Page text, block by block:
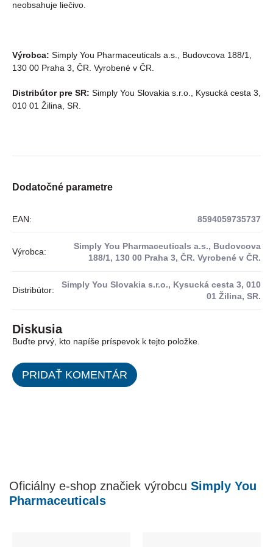
neobsahuje liečivo.
Výrobca: Simply You Pharmaceuticals a.s., Budovcova 188/1,
130 00 Praha 3, ČR. Vyrobené v ČR.
Distribútor pre SR: Simply You Slovakia s.r.o., Kysucká cesta 3,
010 01 Žilina, SR.
Dodatočné parametre
EAN: 8594059735737
Výrobca:
Simply You Pharmaceuticals a.s., Budovcova
188/1, 130 00 Praha 3, ČR. Vyrobené v ČR.
Distribútor:
Simply You Slovakia s.r.o., Kysucká cesta 3, 010
01 Žilina, SR.
Diskusia
Buďte prvý, kto napíše príspevok k tejto položke.
PRIDAŤ KOMENTÁR
Oficiálny e-shop značiek výrobcu Simply You
Pharmaceuticals